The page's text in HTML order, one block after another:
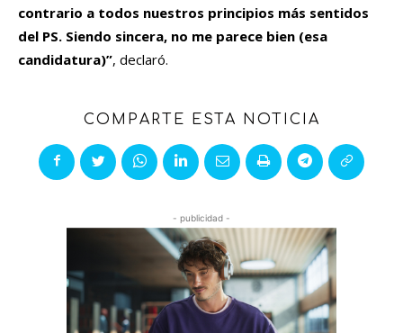
contrario a todos nuestros principios más sentidos
del PS. Siendo sincera, no me parece bien (esa
candidatura)”, declaró.
COMPARTE ESTA NOTICIA
- publicidad -